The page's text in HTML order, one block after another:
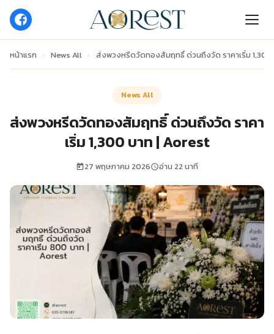
หน้าแรก › News All › ส่งพวงหรีดวัดทองสัมฤทธิ์ ด่วนถึงวัด ราคาเริ่ม
News All
ส่งพวงหรีดวัดทองสัมฤทธิ์ ด่วนถึงวัด ราคา
เริ่ม 1,300 บาท | Aorest
27 พฤษภาคม 2026 อ่าน 22 นาที